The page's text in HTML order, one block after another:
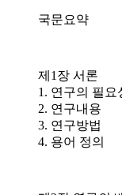
국문요약
제1장 서론
1. 연구의 필요
2. 연구내용
3. 연구방법
4. 용어 정의